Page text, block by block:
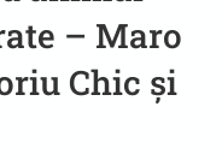
– Maro
Chic și